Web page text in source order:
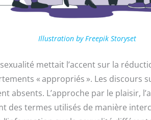
Illustration by Freepik Storyset
mettait l’accent sur la
« appropriés ». Les discours
absents. L’approche par le plaisir,
des termes utilisés de manière